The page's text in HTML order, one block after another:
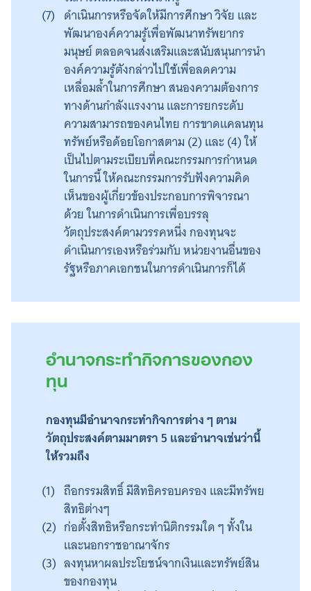
ดำเนินการหรือจัดให้มีการศึกษา วิจัย และ
พัฒนาองค์ความรู้เพื่อพัฒนาทรัพยากร
มนุษย์ ตลอดจนส่งเสริมและสนับสนุนการนำ
องค์ความรู้ตังกล่าวไปใช้เพื่อลดความ
เหลื่อมล้ำในการศึกษา สนองความต้องการ
ทางด้านกำลังแรงงาน และการยกระดับ
ความสามารถของคนไทย การขาดแคลนทุน
ทรัพย์หรือด้อยโอกาสตาม (2) และ (4) ให้
เป็นไปตามระเบียบที่คณะกรรมการกำหนด
ในการนี้ ให้คณะกรรมการรับฟังความคิด
เห็นของผู้เกี่ยวข้องประกอบการพิจารณา
ด้วย ในการดำเนินการเพื่อบรรลุ
วัตถุประสงค์ตามวรรคหนึ่ง กองทุนจะ
ดำเนินการเองหรือร่วมกับ หน่วยงานอื่นของ
รัฐหรือภาคเอกชนในการดำเนินการก็ได้
อำนาจกระทำกิจการของกอง
ทุน
กองทุนมีอำนาจกระทำกิจการต่าง ๆ ตาม
วัตถุประสงค์ตามมาตรา 5 และอำนาจเช่นว่านี้
ให้รวมถึง
ถือกรรมสิทธิ์ มีสิทธิครอบครอง และมีทรัพย
สิทธิต่างๆ
ก่อตั้งสิทธิหรือกระทำนิติกรรมใด ๆ ทั้งใน
และนอกราชอาณาจักร
ลงทุนหาผลประโยชน์จากเงินและทรัพย์สิน
ของกองทุน